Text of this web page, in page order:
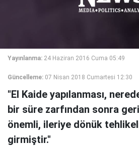
Yayınlanma: 24 Haziran 2016 Cuma 05:49
Güncelleme: 07 Nisan 2018 Cumartesi 12:30
"El Kaide yapılanması,
bir süre zarfından sonra
önemli, ileriye dönük
girmiştir."